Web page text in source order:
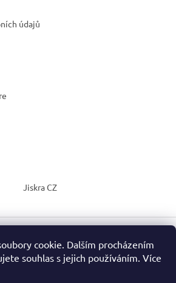
cookie. Dalším procházením
souhlas s jejich používáním. Více
údajů
Jiskra CZ
Vytvořil Shoptet